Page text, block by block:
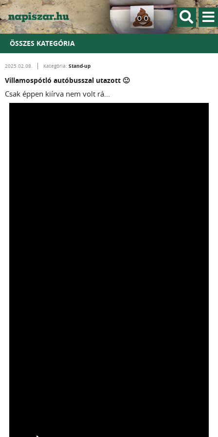
ÖSSZES KATEGÓRIA
2025.02.08. Kategória: Stand-up
Villamospótló autóbusszal utazott 🙂
Csak éppen kiírva nem volt rá...